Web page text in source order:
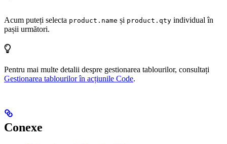
Acum puteți selecta product.name și product.qty individual în
pașii următori.
Pentru mai multe detalii despre gestionarea tablourilor, consultați
Gestionarea tablourilor în acțiunile Code.
Conexe